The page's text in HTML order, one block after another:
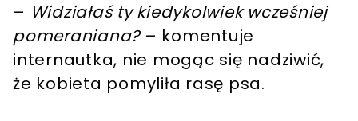
– Widziałaś ty kiedykolwiek wcześniej
pomeraniana? – komentuje
internautka, nie mogąc się nadziwić,
że kobieta pomyliła rasę psa.